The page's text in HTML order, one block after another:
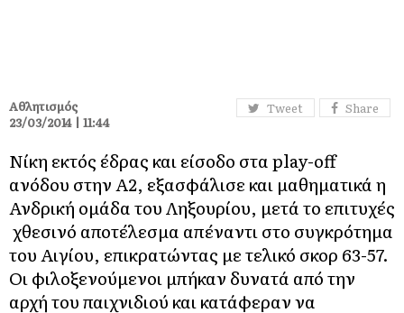
Tweet Share
Αθλητισμός
23/03/2014 | 11:44
Νίκη εκτός έδρας και είσοδο στα play-off
ανόδου στην Α2, εξασφάλισε και μαθηματικά η
Ανδρική ομάδα του Ληξουρίου, μετά το επιτυχές
χθεσινό αποτέλεσμα απέναντι στο συγκρότημα
του Αιγίου, επικρατώντας με τελικό σκορ 63-57.
Οι φιλοξενούμενοι μπήκαν δυνατά από την
αρχή του παιχνιδιού και κατάφεραν να